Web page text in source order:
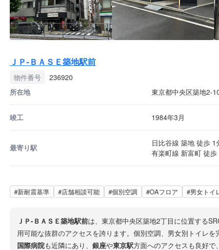
ＪＰ-ＢＡＳＥ築地駅前
物件番号
236920
所在地
東京都中央区築地2-
竣工 1984年3月
最寄り駅
日比谷線 築地 徒歩 1
有楽町線 新富町 徒歩
#新耐震基準 #店舗相談可能 #個別空調 #OAフロア #男女トイ
ＪＰ-ＢＡＳＥ築地駅前は、東京都中央区築地2丁目に位置する
用可能な抜群のアクセスを誇ります。個別空調、男女別トイレ
国際病院も近隣にあり、 銀座や東京駅方面へのアクセスも良好